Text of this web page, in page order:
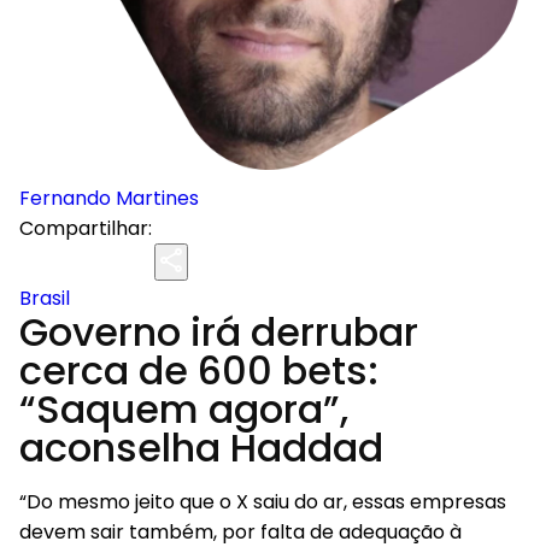
Fernando Martines
Compartilhar:
Brasil
Governo irá derrubar
cerca de 600 bets:
“Saquem agora”,
aconselha Haddad
“Do mesmo jeito que o X saiu do ar, essas empresas
devem sair também, por falta de adequação à